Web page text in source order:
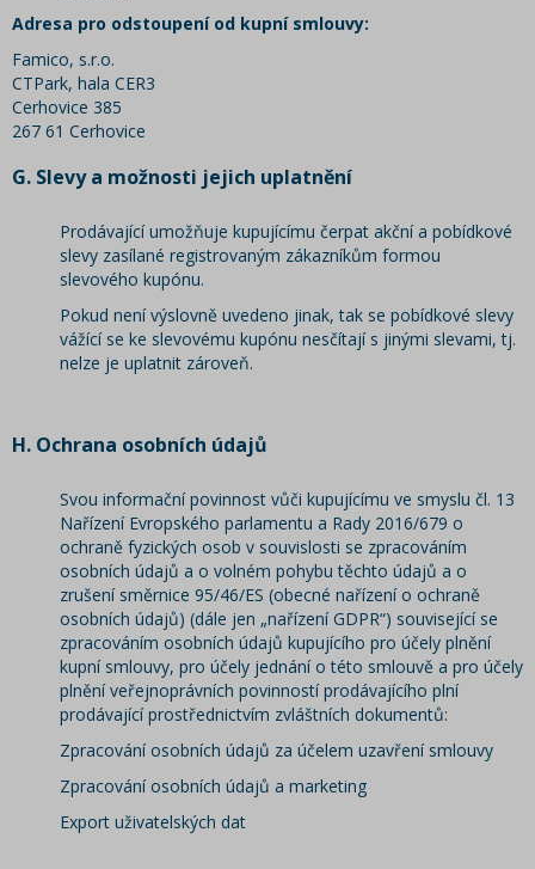
Adresa pro odstoupení od kupní smlouvy:
Famico, s.r.o.
CTPark, hala CER3
Cerhovice 385
267 61 Cerhovice
G. Slevy a možnosti jejich uplatnění
Prodávající umožňuje kupujícímu čerpat akční a pobídkové
slevy zasílané registrovaným zákazníkům formou
slevového kupónu.
Pokud není výslovně uvedeno jinak, tak se pobídkové slevy
vážící se ke slevovému kupónu nesčítají s jinými slevami, tj.
nelze je uplatnit zároveň.
H. Ochrana osobních údajů
Svou informační povinnost vůči kupujícímu ve smyslu čl. 13
Nařízení Evropského parlamentu a Rady 2016/679 o
ochraně fyzických osob v souvislosti se zpracováním
osobních údajů a o volném pohybu těchto údajů a o
zrušení směrnice 95/46/ES (obecné nařízení o ochraně
osobních údajů) (dále jen „nařízení GDPR“) související se
zpracováním osobních údajů kupujícího pro účely plnění
kupní smlouvy, pro účely jednání o této smlouvě a pro účely
plnění veřejnoprávních povinností prodávajícího plní
prodávající prostřednictvím zvláštních dokumentů:
Zpracování osobních údajů za účelem uzavření smlouvy
Zpracování osobních údajů a marketing
Export uživatelských dat